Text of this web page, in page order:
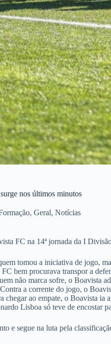
nos últimos minutos
,Geral,Notícias
FC na 14ª jornada da I
tomou a iniciativa de jogo,
bem procurava transpor a
não marca sofre, o Boavista
a corrente do jogo, o
chegar ao empate, o Boavista
Lisboa só teve de encostar
e segue na luta pela